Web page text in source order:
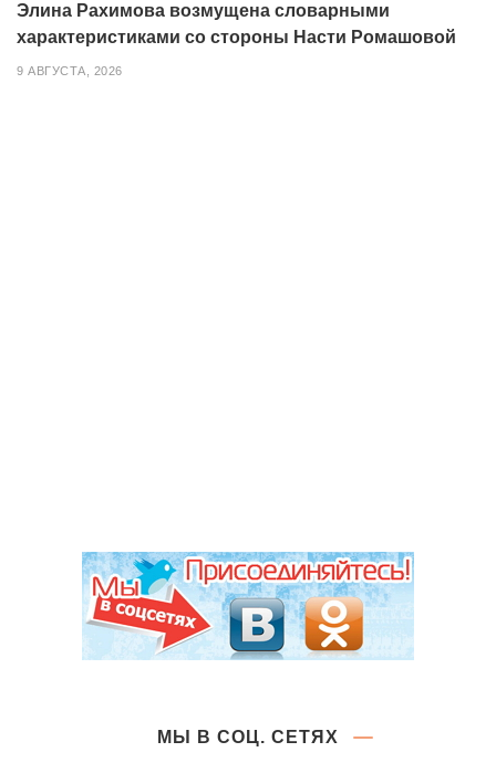
Элина Рахимова возмущена словарными
характеристиками со стороны Насти Ромашовой
9 АВГУСТА, 2026
МЫ В СОЦ. СЕТЯХ